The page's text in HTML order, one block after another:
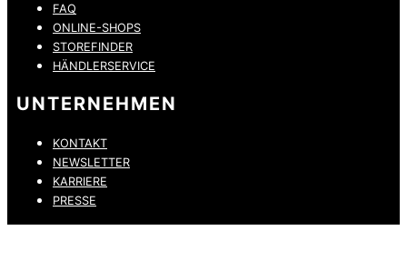
FAQ
ONLINE-SHOPS
STOREFINDER
HÄNDLERSERVICE
UNTERNEHMEN
KONTAKT
NEWSLETTER
KARRIERE
PRESSE